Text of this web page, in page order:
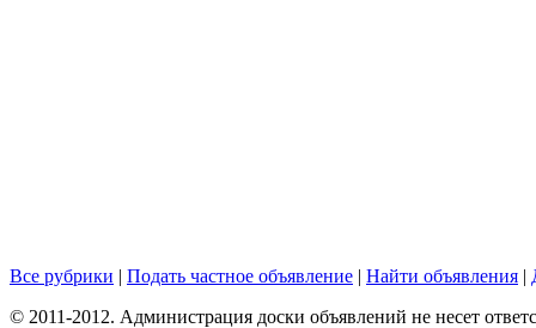
Все рубрики | Подать частное объявление | Найти объявления |
© 2011-2012. Администрация доски объявлений не несет